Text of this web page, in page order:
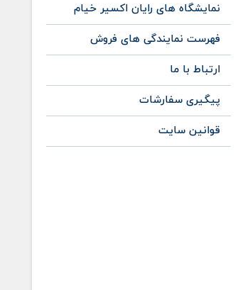
نمایشگاه های رایان اکسیر خیام
فهرست نمایندگی های فروش
ارتباط با ما
پیگیری سفارشات
قوانین سایت